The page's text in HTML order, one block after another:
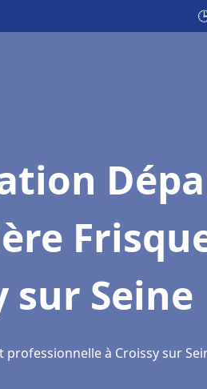
sur Seine
à Croissy sur